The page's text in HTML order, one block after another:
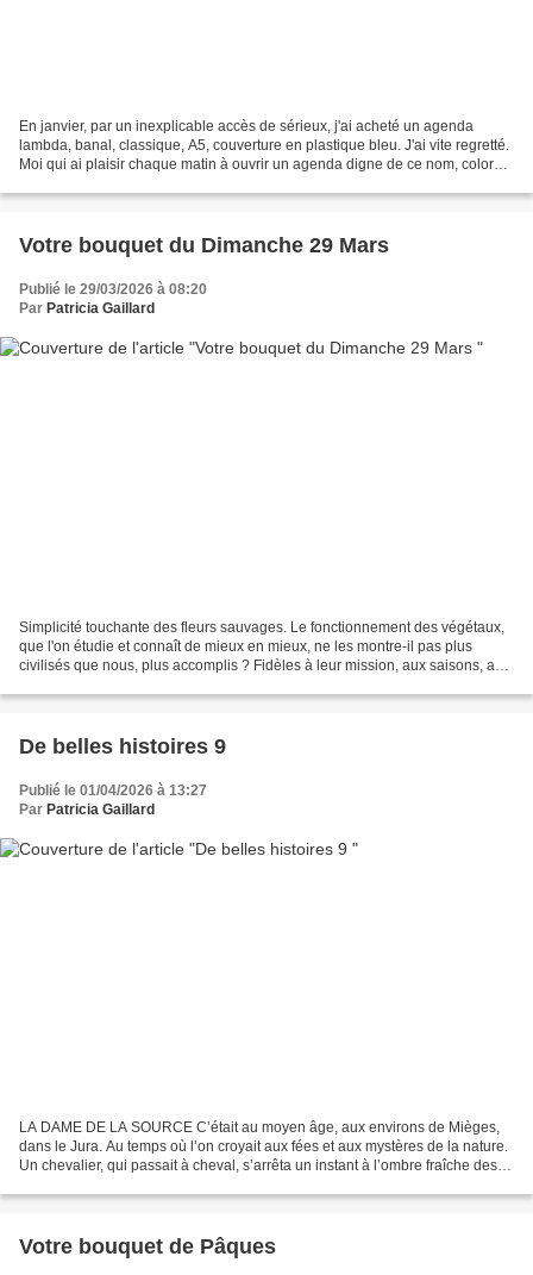
En janvier, par un inexplicable accès de sérieux, j'ai acheté un agenda
lambda, banal, classique, A5, couverture en plastique bleu. J'ai vite regretté.
Moi qui ai plaisir chaque matin à ouvrir un agenda digne de ce nom, coloré,
Votre bouquet du Dimanche 29 Mars
Publié le 29/03/2026 à 08:20
Par Patricia Gaillard
Simplicité touchante des fleurs sauvages. Le fonctionnement des végétaux,
que l'on étudie et connaît de mieux en mieux, ne les montre-il pas plus
civilisés que nous, plus accomplis ? Fidèles à leur mission, aux saisons, aux
De belles histoires 9
Publié le 01/04/2026 à 13:27
Par Patricia Gaillard
LA DAME DE LA SOURCE C’était au moyen âge, aux environs de Mièges,
dans le Jura. Au temps où l’on croyait aux fées et aux mystères de la nature.
Un chevalier, qui passait à cheval, s’arrêta un instant à l’ombre fraîche des
Votre bouquet de Pâques